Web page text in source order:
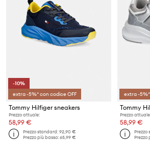
-10%
extra -5%* con codice OFF
Tommy Hilfiger sneakers
Prezzo attuale:
58,99 €
Prezzo standard:92,90 €
Prezzo più basso:65,99 €
extra -
Prezzo
58,99 €
Prezzo
Prezzo